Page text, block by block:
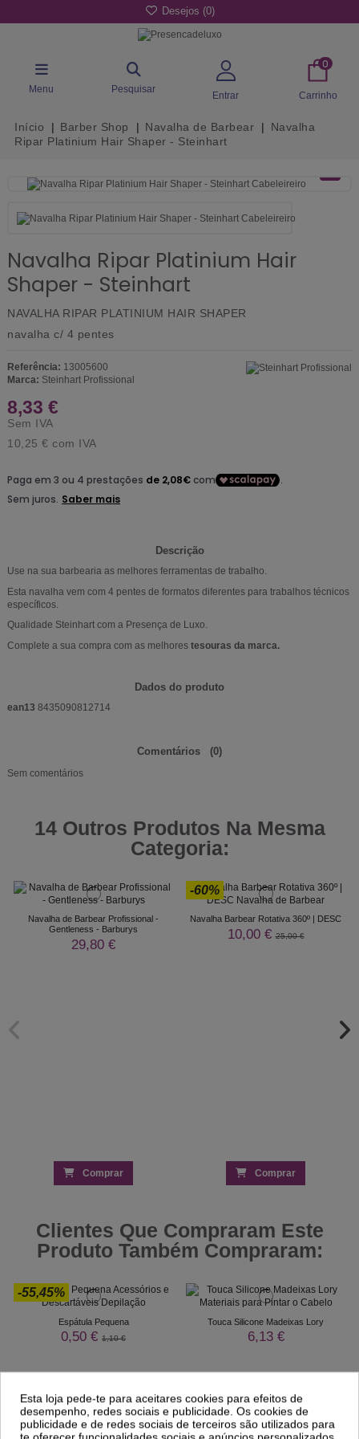
Desejos (0)
Menu Pesquisar
Entrar
0
Carrinho
Início Barber Shop Navalha de Barbear
Navalha
Ripar Platinium Hair Shaper - Steinhart
Navalha Ripar Platinium Hair
Shaper - Steinhart
NAVALHA RIPAR PLATINIUM HAIR SHAPER
navalha c/ 4 pentes
Referência: 13005600
Marca: Steinhart Profissional
8,33 €
Sem IVA
10,25 € com IVA
Descrição
Use na sua barbearia as melhores ferramentas de trabalho.
Esta navalha vem com 4 pentes de formatos diferentes para trabalhos técnicos
específicos.
Qualidade Steinhart com a Presença de Luxo.
Complete a sua compra com as melhores tesouras da marca.
Dados do produto
ean13 8435090812714
Comentários (0)
Sem comentários
14 Outros Produtos Na Mesma
Categoria:
Navalha de Barbear Profissional -
Gentleness - Barburys
29,80 €
Comprar
-60%
Navalha Barbear Rotativa 360º | DESC
10,00 €25,00 €
Comprar
Clientes Que Compraram Este
Produto Também Compraram:
-55,45%
Espátula Pequena
0,50 € 1,10 €
Touca Silicone Madeixas Lory
6,13 €
Esta loja pede-te para aceitares cookies para efeitos de
desempenho, redes sociais e publicidade. Os cookies de
publicidade e de redes sociais de terceiros são utilizados para